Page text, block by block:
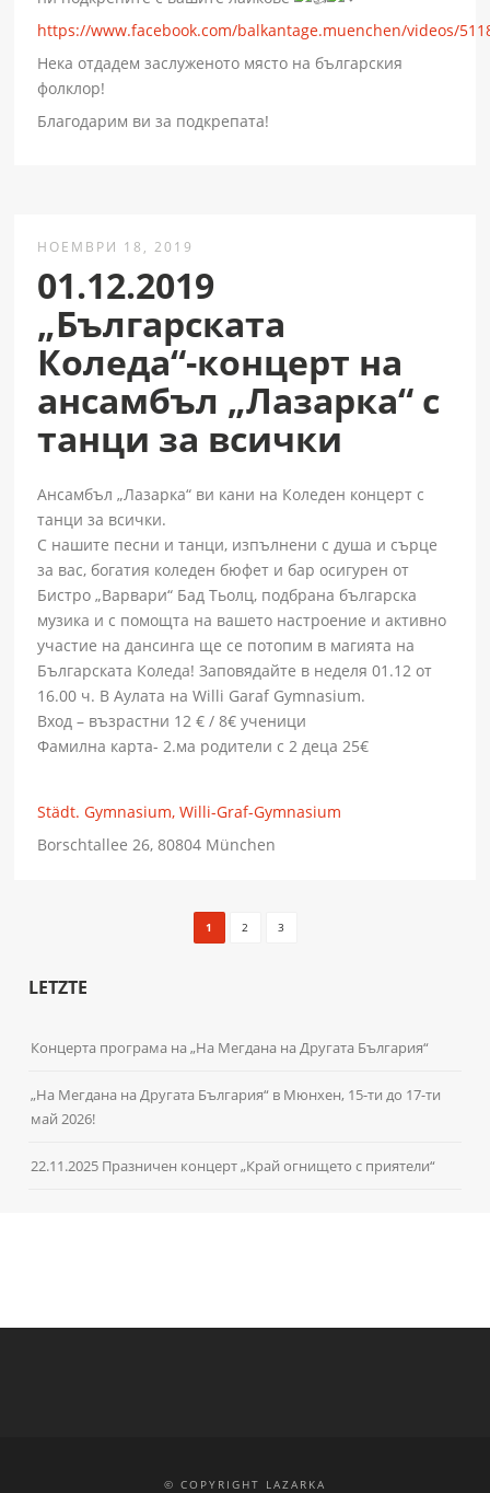
https://www.facebook.com/balkantage.muenchen/videos/
Нека отдадем заслуженото място на българския
фолклор!
Благодарим ви за подкрепата!
НОЕМВРИ 18, 2019
01.12.2019
„Българската
Коледа“-концерт на
ансамбъл „Лазарка“ с
танци за всички
Ансамбъл „Лазарка“ ви кани на Коледен концерт с
танци за всички.
С нашите песни и танци, изпълнени с душа и сърце
за вас, богатия коледен бюфет и бар осигурен от
Бистро „Варвари“ Бад Тьолц, подбрана българска
музика и с помощта на вашето настроение и активно
участие на дансинга ще се потопим в магията на
Българската Коледа! Заповядайте в неделя 01.12 от
16.00 ч. В Аулата на Willi Garaf Gymnasium.
Вход – възрастни 12 € / 8€ ученици
Фамилна карта- 2.ма родители с 2 деца 25€
Städt. Gymnasium, Willi-Graf-Gymnasium
Borschtallee 26, 80804 München
1 2 3
LETZTE
Концерта програма на „На Мегдана на Другата България“
„На Мегдана на Другата България“ в Мюнхен, 15-ти до 17-ти
май 2026!
22.11.2025 Празничен концерт „Край огнището с приятели“
© COPYRIGHT LAZARKA